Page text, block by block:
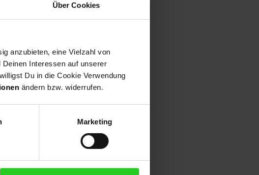
Über Cookies
anzubieten, eine Vielzahl von
Interessen auf unserer
Du in die Cookie Verwendung
ändern bzw. widerrufen.
Marketing